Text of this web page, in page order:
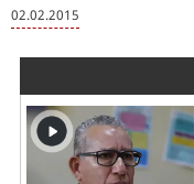
02.02.2015